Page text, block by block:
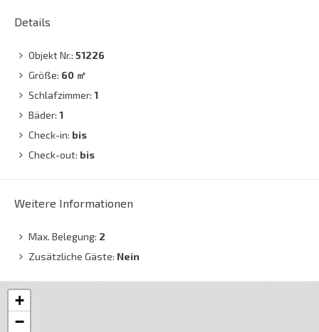
Details
Objekt Nr.: 51226
Größe: 60 ㎡
Schlafzimmer: 1
Bäder: 1
Check-in: bis
Check-out: bis
Weitere Informationen
Max. Belegung: 2
Zusätzliche Gäste: Nein
+
−